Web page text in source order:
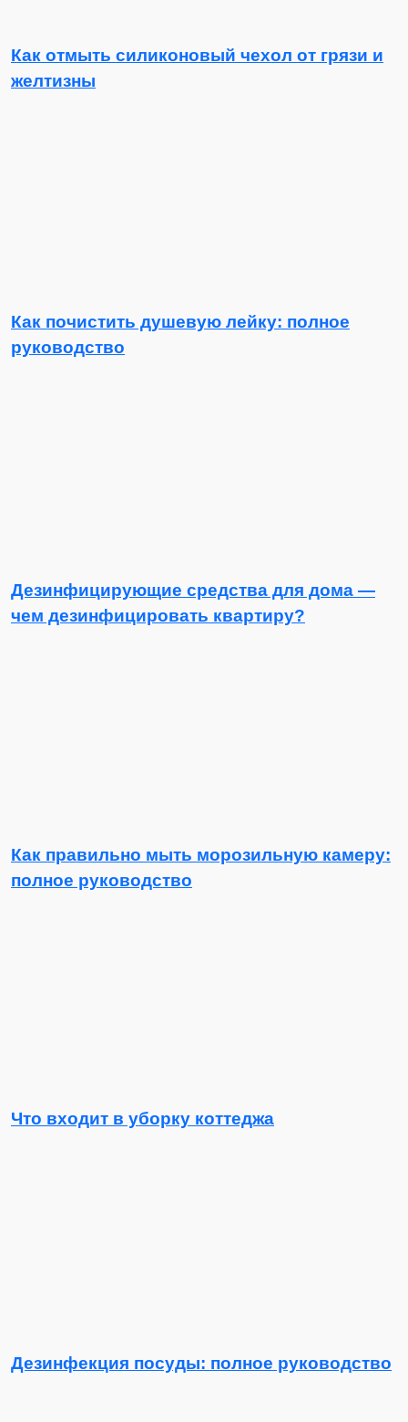
Как отмыть силиконовый чехол от грязи и
желтизны
Как почистить душевую лейку: полное
руководство
Дезинфицирующие средства для дома —
чем дезинфицировать квартиру?
Как правильно мыть морозильную камеру:
полное руководство
Что входит в уборку коттеджа
Дезинфекция посуды: полное руководство